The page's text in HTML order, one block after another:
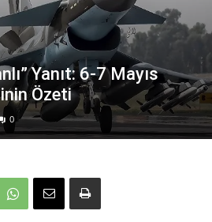
Yanıt: 6-7 Mayıs
Özeti
0